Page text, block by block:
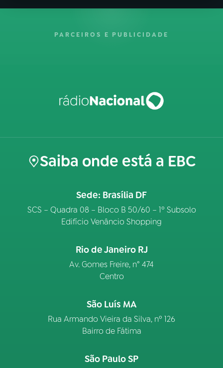
PARCEIROS E PUBLICIDADE
Saiba onde está a EBC
Sede: Brasília DF
SCS – Quadra 08 – Bloco B 50/60 – 1º Subsolo
Edifício Venâncio Shopping
Rio de Janeiro RJ
Av. Gomes Freire, n° 474
Centro
São Luís MA
Rua Armando Vieira da Silva, nº 126
Bairro de Fátima
São Paulo SP